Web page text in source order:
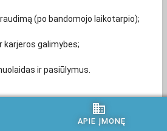
business
APIE ĮMONĘ
(po bandomojo laikotarpio);
karjeros galimybes;
ir pasiūlymus.
kandidatais.